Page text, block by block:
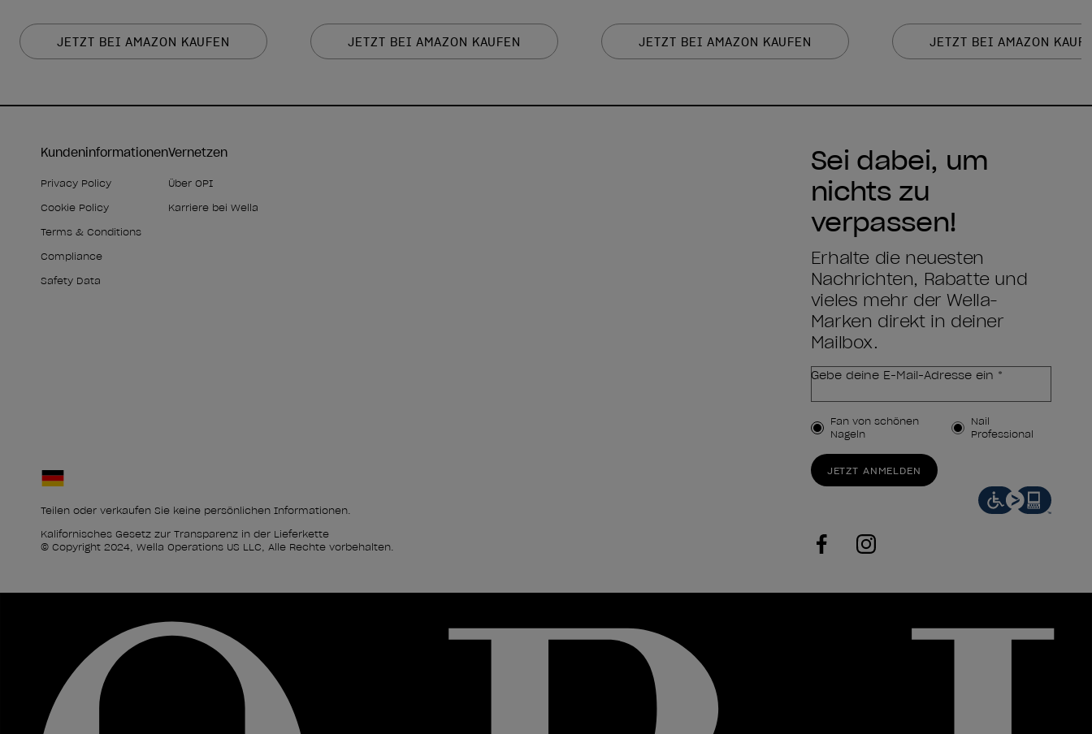
JETZT BEI AMAZON KAUFEN JETZT BEI AMAZON KAUFEN JETZT BEI AMAZON KAUFEN JETZT BEI AMAZON
Kundeninformationen
Privacy Policy
Cookie Policy
Terms & Conditions
Compliance
Safety Data
Vernetzen
Über OPI
Karriere bei Wella
Teilen oder verkaufen Sie keine persönlichen Informationen.
Kalifornisches Gesetz zur Transparenz in der Lieferkette
© Copyright 2024, Wella Operations US LLC, Alle Rechte vorbehalten.
Sei dabei, um
nichts zu
verpassen!
Erhalte die neuesten
Nachrichten, Rabatte und
vieles mehr der Wella-
Marken direkt in deiner
Mailbox.
Gebe deine E-Mail-Adresse ein *
Kundenart
Fan von schönen
Nägeln
Nail
Professional
JETZT ANMELDEN